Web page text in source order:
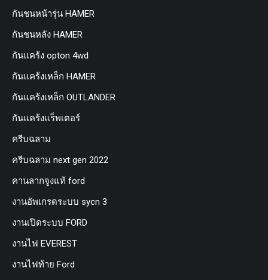
กันชนหน้ารุ่น HAMER
กันชนหลัง HAMER
กันแคร้ง opton 4wd
กันแคร้งเหล็ก HAMER
กันแคร้งเหล็ก OUTLANDER
กันแคร้งแร็พเตอร์
ครีบฉลาม
ครีบฉลาม next gen 2022
คานลากจูงแท้ ford
งานอัพเกรดระบบ sycn 3
งานเปิดระบบ FORD
งานไฟ EVEREST
งานไฟท้าย Ford